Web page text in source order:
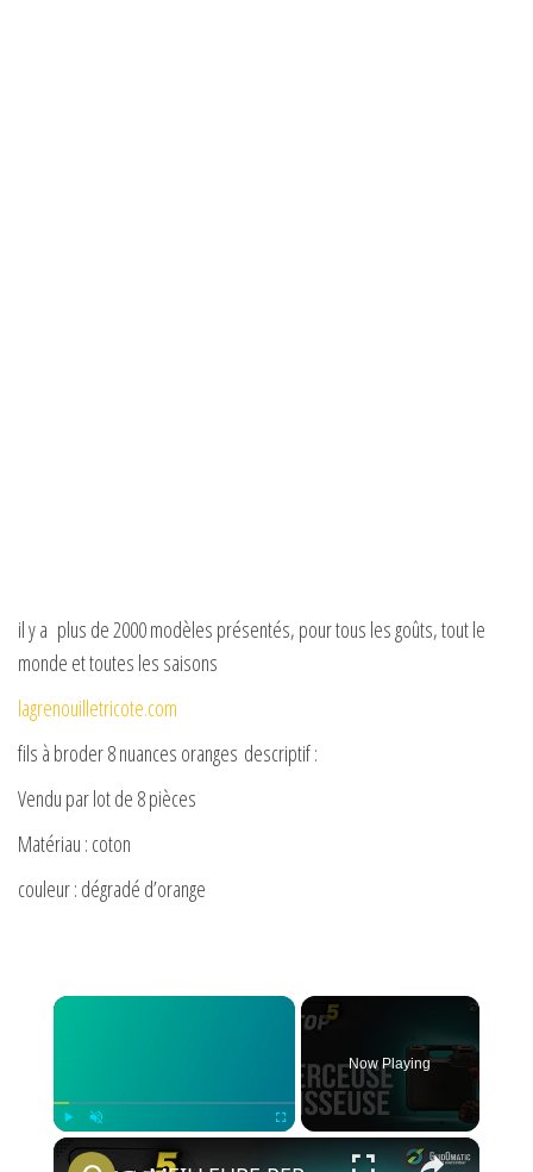
il y a plus de 2000 modèles présentés, pour tous les goûts, tout le
monde et toutes les saisons
lagrenouilletricote.com
fils à broder 8 nuances oranges descriptif :
Vendu par lot de 8 pièces
Matériau : coton
couleur : dégradé d’orange
×
Now Playing
×